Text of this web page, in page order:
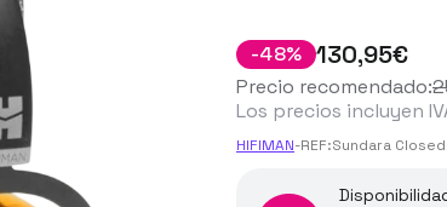
-48% 130,95€
Precio recomendado:
Los precios incluyen
HIFIMAN-REF:Sundara Closed